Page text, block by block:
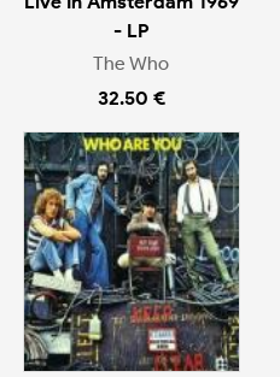
- LP
The Who
32.50 €